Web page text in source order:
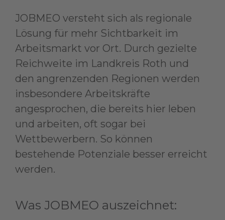
JOBMEO versteht sich als regionale
Lösung für mehr Sichtbarkeit im
Arbeitsmarkt vor Ort. Durch gezielte
Reichweite im Landkreis Roth und
den angrenzenden Regionen werden
insbesondere Arbeitskräfte
angesprochen, die bereits hier leben
und arbeiten, oft sogar bei
Wettbewerbern. So können
bestehende Potenziale besser erreicht
werden.
Was JOBMEO auszeichnet: